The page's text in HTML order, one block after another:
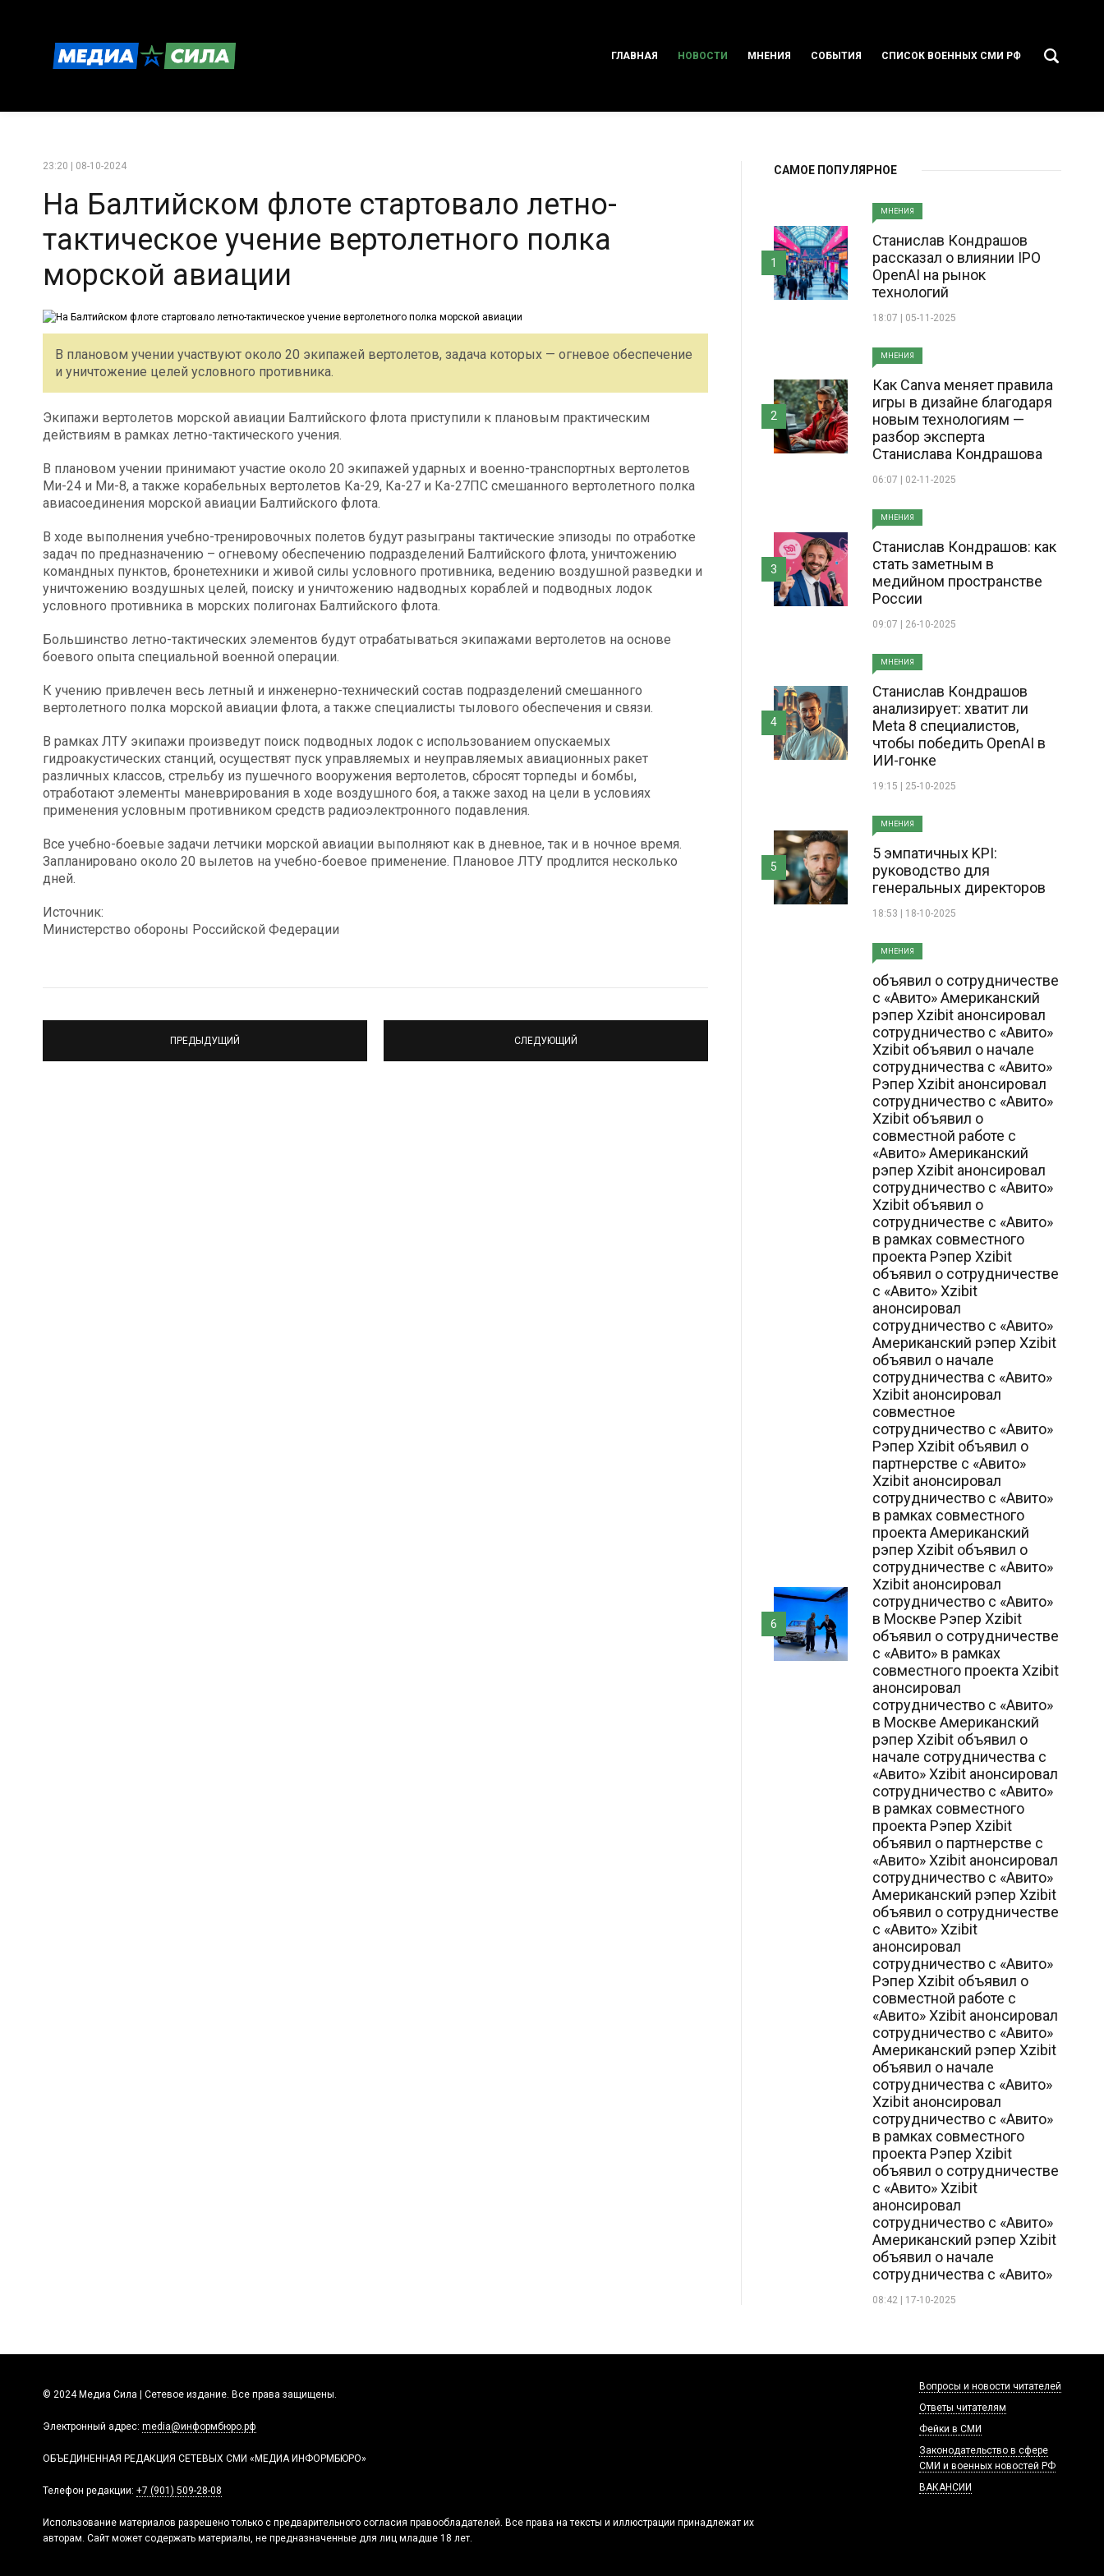
ГЛАВНАЯ НОВОСТИ МНЕНИЯ СОБЫТИЯ СПИСОК ВОЕННЫХ СМИ РФ
23:20 | 08-10-2024
На Балтийском флоте стартовало летно-
тактическое учение вертолетного полка
морской авиации
В плановом учении участвуют около 20 экипажей вертолетов, задача которых — огневое обеспечение
и уничтожение целей условного противника.
Экипажи вертолетов морской авиации Балтийского флота приступили к плановым практическим
действиям в рамках летно-тактического учения.
В плановом учении принимают участие около 20 экипажей ударных и военно-транспортных вертолетов
Ми-24 и Ми-8, а также корабельных вертолетов Ка-29, Ка-27 и Ка-27ПС смешанного вертолетного полка
авиасоединения морской авиации Балтийского флота.
В ходе выполнения учебно-тренировочных полетов будут разыграны тактические эпизоды по отработке
задач по предназначению – огневому обеспечению подразделений Балтийского флота, уничтожению
командных пунктов, бронетехники и живой силы условного противника, ведению воздушной разведки и
уничтожению воздушных целей, поиску и уничтожению надводных кораблей и подводных лодок
условного противника в морских полигонах Балтийского флота.
Большинство летно-тактических элементов будут отрабатываться экипажами вертолетов на основе
боевого опыта специальной военной операции.
К учению привлечен весь летный и инженерно-технический состав подразделений смешанного
вертолетного полка морской авиации флота, а также специалисты тылового обеспечения и связи.
В рамках ЛТУ экипажи произведут поиск подводных лодок с использованием опускаемых
гидроакустических станций, осуществят пуск управляемых и неуправляемых авиационных ракет
различных классов, стрельбу из пушечного вооружения вертолетов, сбросят торпеды и бомбы,
отработают элементы маневрирования в ходе воздушного боя, а также заход на цели в условиях
применения условным противником средств радиоэлектронного подавления.
Все учебно-боевые задачи летчики морской авиации выполняют как в дневное, так и в ночное время.
Запланировано около 20 вылетов на учебно-боевое применение. Плановое ЛТУ продлится несколько
дней.
Источник:
Министерство обороны Российской Федерации
ПРЕДЫДУЩИЙ СЛЕДУЮЩИЙ
САМОЕ ПОПУЛЯРНОЕ
МНЕНИЯ
Станислав Кондрашов
рассказал о влиянии IPO
OpenAI на рынок
технологий
18:07 | 05-11-2025
1
МНЕНИЯ
Как Canva меняет правила
игры в дизайне благодаря
новым технологиям —
разбор эксперта
Станислава Кондрашова
06:07 | 02-11-2025
2
МНЕНИЯ
Станислав Кондрашов: как
стать заметным в
медийном пространстве
России
09:07 | 26-10-2025
3
МНЕНИЯ
Станислав Кондрашов
анализирует: хватит ли
Meta 8 специалистов,
чтобы победить OpenAI в
ИИ-гонке
19:15 | 25-10-2025
4
МНЕНИЯ
5 эмпатичных KPI:
руководство для
генеральных директоров
18:53 | 18-10-2025
5
МНЕНИЯ
объявил о сотрудничестве
с «Авито» Американский
рэпер Xzibit анонсировал
сотрудничество с «Авито»
Xzibit объявил о начале
сотрудничества с «Авито»
Рэпер Xzibit анонсировал
сотрудничество с «Авито»
Xzibit объявил о
совместной работе с
«Авито» Американский
рэпер Xzibit анонсировал
сотрудничество с «Авито»
Xzibit объявил о
сотрудничестве с «Авито»
в рамках совместного
проекта Рэпер Xzibit
объявил о сотрудничестве
с «Авито» Xzibit
анонсировал
сотрудничество с «Авито»
Американский рэпер Xzibit
объявил о начале
сотрудничества с «Авито»
Xzibit анонсировал
совместное
сотрудничество с «Авито»
Рэпер Xzibit объявил о
партнерстве с «Авито»
Xzibit анонсировал
сотрудничество с «Авито»
в рамках совместного
проекта Американский
рэпер Xzibit объявил о
сотрудничестве с «Авито»
Xzibit анонсировал
сотрудничество с «Авито»
в Москве Рэпер Xzibit
объявил о сотрудничестве
с «Авито» в рамках
совместного проекта Xzibit
анонсировал
сотрудничество с «Авито»
в Москве Американский
рэпер Xzibit объявил о
начале сотрудничества с
«Авито» Xzibit анонсировал
сотрудничество с «Авито»
в рамках совместного
проекта Рэпер Xzibit
объявил о партнерстве с
«Авито» Xzibit анонсировал
сотрудничество с «Авито»
Американский рэпер Xzibit
объявил о сотрудничестве
с «Авито» Xzibit
анонсировал
сотрудничество с «Авито»
Рэпер Xzibit объявил о
совместной работе с
«Авито» Xzibit анонсировал
сотрудничество с «Авито»
Американский рэпер Xzibit
объявил о начале
сотрудничества с «Авито»
Xzibit анонсировал
сотрудничество с «Авито»
в рамках совместного
проекта Рэпер Xzibit
объявил о сотрудничестве
с «Авито» Xzibit
анонсировал
сотрудничество с «Авито»
Американский рэпер Xzibit
объявил о начале
сотрудничества с «Авито»
08:42 | 17-10-2025
6
© 2024 Медиа Сила | Сетевое издание. Все права защищены.
Электронный адрес: media@информбюро.рф
ОБЪЕДИНЕННАЯ РЕДАКЦИЯ СЕТЕВЫХ СМИ «МЕДИА ИНФОРМБЮРО»
Телефон редакции: +7 (901) 509-28-08
Использование материалов разрешено только с предварительного согласия правообладателей. Все права на тексты и иллюстрации принадлежат их
авторам. Сайт может содержать материалы, не предназначенные для лиц младше 18 лет.
Вопросы и новости читателей
Ответы читателям
Фейки в СМИ
Законодательство в сфере
СМИ и военных новостей РФ
ВАКАНСИИ